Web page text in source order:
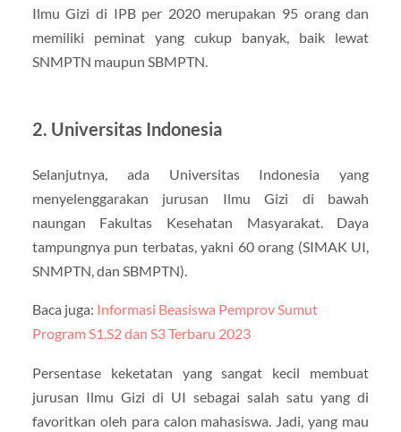
Ilmu Gizi di IPB per 2020 merupakan 95 orang dan
memiliki peminat yang cukup banyak, baik lewat
SNMPTN maupun SBMPTN.
2. Universitas Indonesia
Selanjutnya, ada Universitas Indonesia yang
menyelenggarakan jurusan Ilmu Gizi di bawah
naungan Fakultas Kesehatan Masyarakat. Daya
tampungnya pun terbatas, yakni 60 orang (SIMAK UI,
SNMPTN, dan SBMPTN).
Baca juga: Informasi Beasiswa Pemprov Sumut
Program S1,S2 dan S3 Terbaru 2023
Persentase keketatan yang sangat kecil membuat
jurusan Ilmu Gizi di UI sebagai salah satu yang di
favoritkan oleh para calon mahasiswa. Jadi, yang mau